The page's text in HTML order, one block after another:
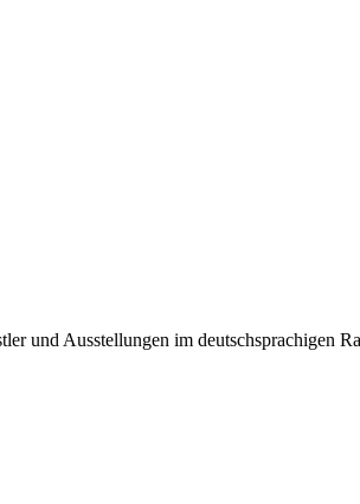
und Ausstellungen im deutschsprachigen